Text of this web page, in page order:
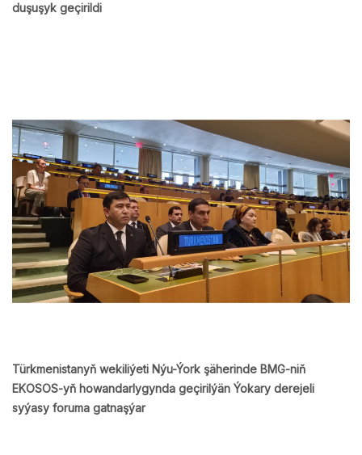
duşuşyk geçirildi
Türkmenistanyň wekiliýeti Nýu-Ýork şäherinde BMG-niň
EKOSOS-yň howandarlygynda geçirilýän Ýokary derejeli
syýasy foruma gatnaşýar